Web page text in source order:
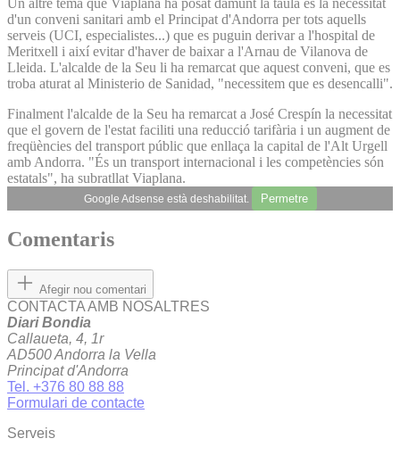
d'un conveni sanitari amb el Principat d'Andorra per tots aquells
serveis (UCI, especialistes...) que es puguin derivar a l'hospital de
Meritxell i així evitar d'haver de baixar a l'Arnau de Vilanova de
Lleida. L'alcalde de la Seu li ha remarcat que aquest conveni, que es
troba aturat al Ministerio de Sanidad, "necessitem que es desencalli".
Finalment l'alcalde de la Seu ha remarcat a José Crespín la necessitat
que el govern de l'estat faciliti una reducció tarifària i un augment de
freqüències del transport públic que enllaça la capital de l'Alt Urgell
amb Andorra. "És un transport internacional i les competències són
estatals", ha subratllat Viaplana.
Google Adsense està deshabilitat. Permetre
Comentaris
Afegir nou comentari
CONTACTA AMB NOSALTRES
Diari Bondia
Callaueta, 4, 1r
AD500 Andorra la Vella
Principat d'Andorra
Tel. +376 80 88 88
Formulari de contacte
Serveis